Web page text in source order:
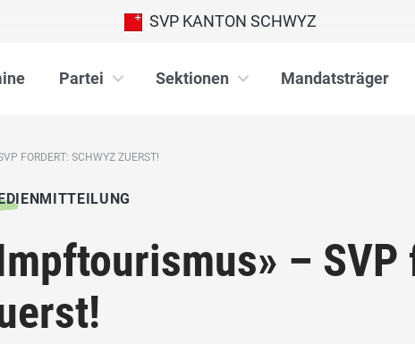
SVP KANTON SCHWYZ
Partei Sektionen Mandatsträger
FORDERT: SCHWYZ ZUERST!
–